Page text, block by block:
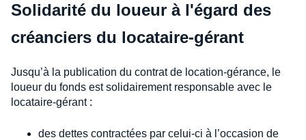
Solidarité du loueur à l'égard des
créanciers du locataire-gérant
Jusqu’à la publication du contrat de location-gérance, le
loueur du fonds est solidairement responsable avec le
locataire-gérant :
des dettes contractées par celui-ci à l’occasion de